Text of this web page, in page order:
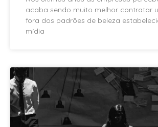
acaba sendo muito melhor contratar
fora dos padrões de beleza
mídia